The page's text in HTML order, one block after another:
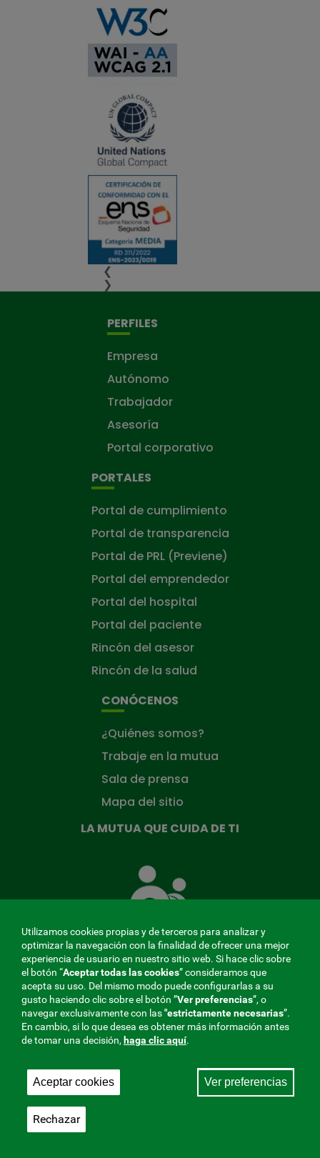
❮
❯
PERFILES
Empresa
Autónomo
Trabajador
Asesoría
Portal corporativo
PORTALES
Portal de cumplimiento
Portal de transparencia
Portal de PRL (Previene)
Portal del emprendedor
Portal del hospital
Portal del paciente
Rincón del asesor
Rincón de la salud
CONÓCENOS
¿Quiénes somos?
Trabaje en la mutua
Sala de prensa
Mapa del sitio
LA MUTUA QUE CUIDA DE TI
Mutua
que
ti
MENÚ
REDES
SOCIALES
V20
Aviso legal|Privacidad
Mutua Colaboradora con la Seguridad Social, 275.
Utilizamos cookies propias y de terceros para analizar y
optimizar la navegación con la finalidad de ofrecer una mejor
experiencia de usuario en nuestro sitio web. Si hace clic sobre
el botón “Aceptar todas las cookies” consideramos que
acepta su uso. Del mismo modo puede configurarlas a su
gusto haciendo clic sobre el botón ”Ver preferencias”, o
navegar exclusivamente con las"estrictamentenecesarias”.
En cambio, si lo que desea es obtener más información antes
de tomar una decisión, haga clic aquí.
Aceptar cookies Ver preferencias
Rechazar